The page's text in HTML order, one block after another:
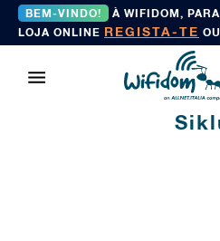
BEM-VINDO!
À WIFIDOM,
LOJA ONLINE REGISTA-TE OU